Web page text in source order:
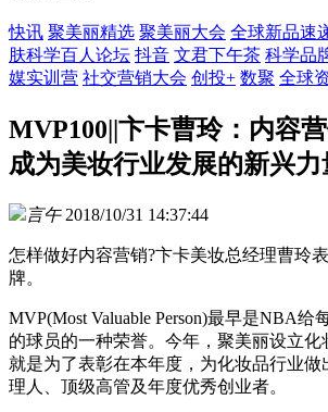
快讯 聚美丽精选 聚美丽大会 全球新品速
肤科学百人论坛 抖音 文君下午茶 科学品
媒实训营 社交营销大会 创投+ 数聚 全球
MVP100||卞卡曹玲：内容
成为美妆行业发展的新兴力
言午 2018/10/31 14:37:44
怎样做好内容营销?卞卡美妆总经理曹玲
牌。
MVP(Most Valuable Person)最早是NBA给
的球员的一种荣誉。今年，聚美丽设立化
就是为了表彰在本年度，为化妆品行业
理人、顶级高管及年度优秀创业者。